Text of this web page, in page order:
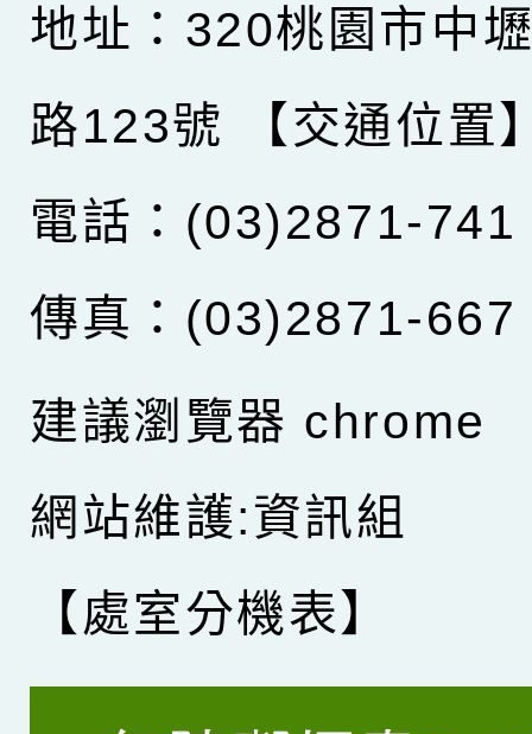
地址：320桃園市中
路123號
【交通位置
電話：(03)2871-741
傳真：(03)2871-667
建議瀏覽器 chrome
網站維護:資訊組
【處室分機表】